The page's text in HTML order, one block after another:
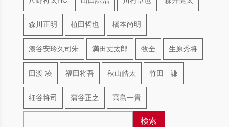
森川正明 植田哲也 橋本尚明
湊谷安玲久司朱 満田丈太郎 牧全 生原秀将
田渡 凌 福田将吾 秋山皓太 竹田 謙
細谷将司 蒲谷正之 高島一貴